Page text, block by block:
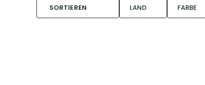
SORTIEREN LAND FARBE